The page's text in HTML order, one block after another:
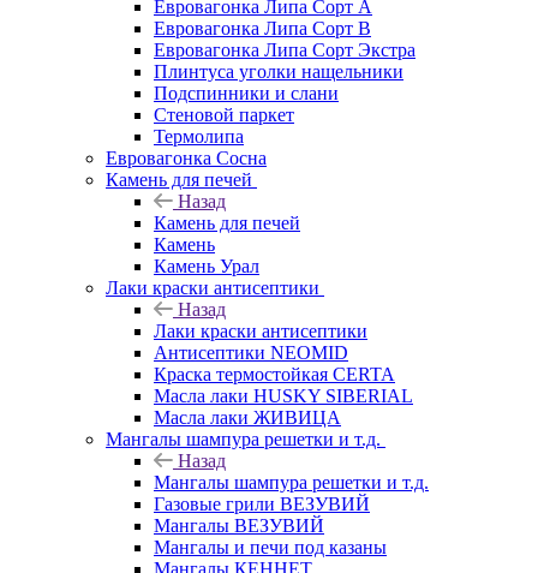
Евровагонка Липа Сорт А
Евровагонка Липа Сорт В
Евровагонка Липа Сорт Экстра
Плинтуса уголки нащельники
Подспинники и слани
Стеновой паркет
Термолипа
Евровагонка Сосна
Камень для печей
Назад
Камень для печей
Камень
Камень Урал
Лаки краски антисептики
Назад
Лаки краски антисептики
Антисептики NEOMID
Краска термостойкая CERTA
Масла лаки HUSKY SIBERIAL
Масла лаки ЖИВИЦА
Мангалы шампура решетки и т.д.
Назад
Мангалы шампура решетки и т.д.
Газовые грили ВЕЗУВИЙ
Мангалы ВЕЗУВИЙ
Мангалы и печи под казаны
Мангалы КЕННЕТ